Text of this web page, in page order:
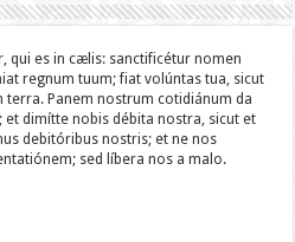
qui es in cælis: sanc­ti­ficétur nomen
regnum tuum; fiat volúntas tua, sicut
terra. Panem nostrum cotidiánum da
et dimítte nobis débita nostra, sicut et
debitóribus nostris; et ne nos
sed líbera nos a malo.